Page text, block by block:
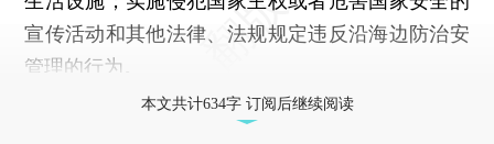
宣传活动和其他法律、法规规定违反沿海边防治安
管理的行为。
本文共计634字 订阅后继续阅读